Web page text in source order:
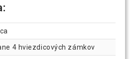
4 hviezdicových zámkov